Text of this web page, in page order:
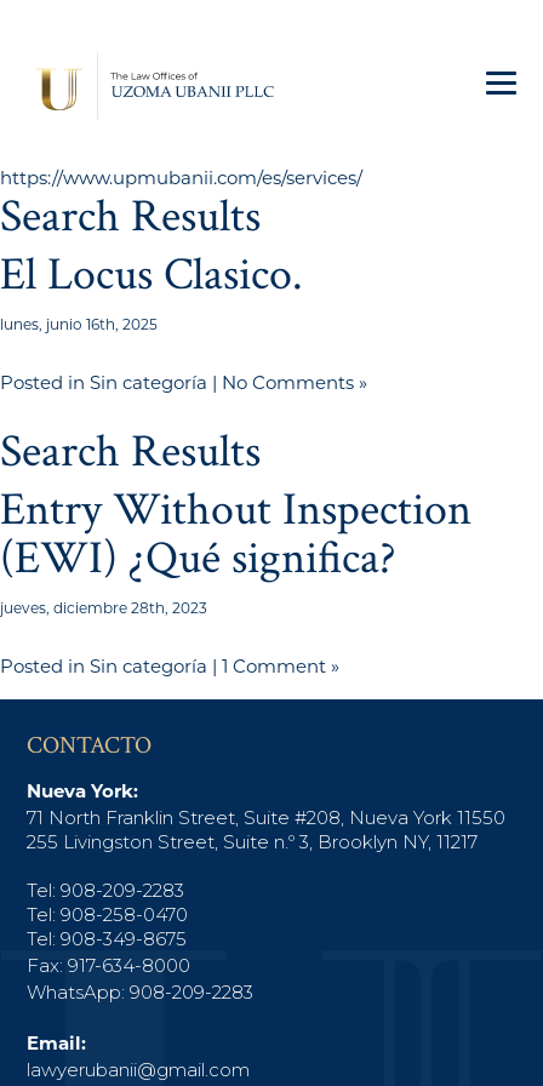
https://www.upmubanii.com/es/services/
Search Results
El Locus Clasico.
lunes, junio 16th, 2025
Posted in Sin categoría | No Comments »
Search Results
Entry Without Inspection
(EWI) ¿Qué significa?
jueves, diciembre 28th, 2023
Posted in Sin categoría | 1 Comment »
CONTACTO
Nueva York:
71 North Franklin Street, Suite #208, Nueva York 11550
255 Livingston Street, Suite n.º 3, Brooklyn NY, 11217
Tel: 908-209-2283
Tel: 908-258-0470
Tel: 908-349-8675
Fax: 917-634-8000
WhatsApp: 908-209-2283
Email:
lawyerubanii@gmail.com